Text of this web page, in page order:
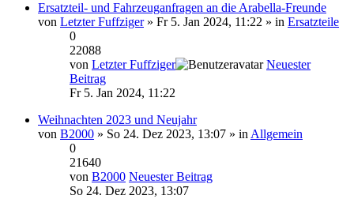
Ersatzteil- und Fahrzeuganfragen an die Arabella-Freunde
von Letzter Fuffziger» Fr 5. Jan 2024, 11:22 » in Ersatzteile
0
22088
von Letzter Fuffziger
Neuester
Beitrag
Fr 5. Jan 2024, 11:22
Weihnachten 2023 und Neujahr
von B2000 » So 24. Dez 2023, 13:07 » in Allgemein
0
21640
von B2000 Neuester Beitrag
So 24. Dez 2023, 13:07